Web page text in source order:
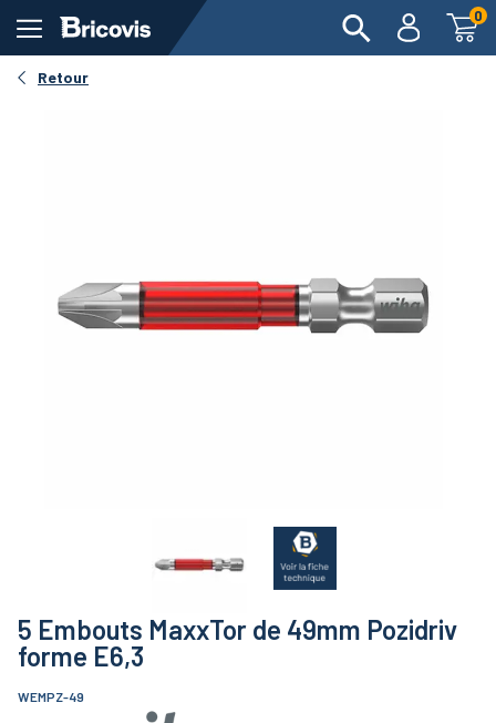
0
Retour
5 Embouts MaxxTor de 49mm Pozidriv
forme E6,3
WEMPZ-49